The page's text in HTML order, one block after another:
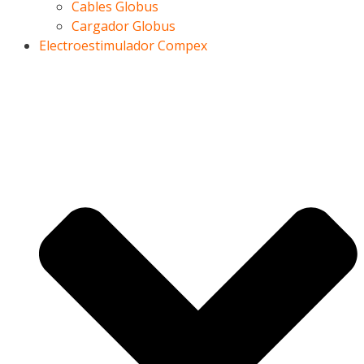
Cables Globus
Cargador Globus
Electroestimulador Compex